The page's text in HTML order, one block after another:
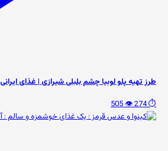
طرز تهیه پلو لوبیا چشم بلبلی شیرازی | غذای ایرانی
⏱️ 274
👁️ 505